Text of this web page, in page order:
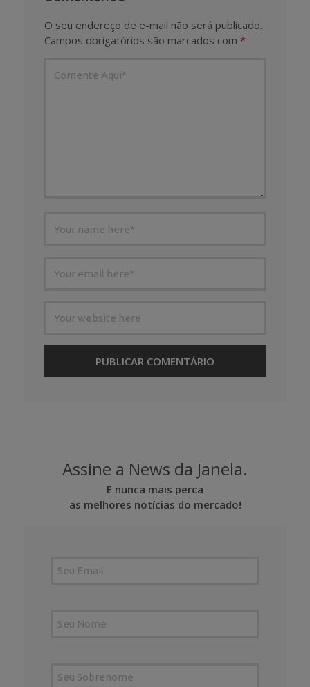
O seu endereço de e-mail não será publicado.
Campos obrigatórios são marcados com *
Assine a News da Janela.
E nunca mais perca
as melhores notícias do mercado!